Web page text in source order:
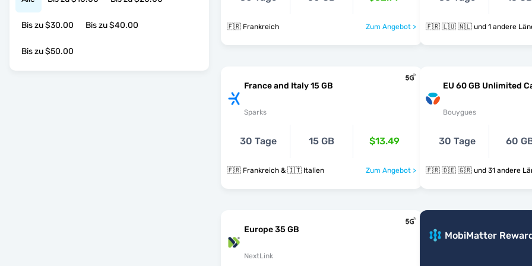
Bis zu $30.00 Bis zu $40.00
Bis zu $50.00
🇫🇷 Frankreich Zum Angebot > 🇫🇷 🇱🇺 🇳🇱 und 1 andere
France and Italy 15 GB
Sparks
30 Tage 15 GB $13.49
🇫🇷 Frankreich & 🇮🇹 Italien Zum Angebot >
EU 60 GB Unlimited
Bouygues
30 Tage 60
🇫🇷 🇩🇪 🇬🇷 und 31 andere
Europe 35 GB
NextLink
MobiMatter